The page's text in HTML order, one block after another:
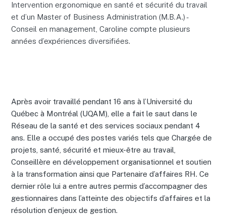
Intervention ergonomique en santé et sécurité du travail
et d’un Master of Business Administration (M.B.A.) -
Conseil en management, Caroline compte plusieurs
années d’expériences diversifiées.
Après avoir travaillé pendant 16 ans à l’Université du
Québec à Montréal (UQAM), elle a fait le saut dans le
Réseau de la santé et des services sociaux pendant 4
ans. Elle a occupé des postes variés tels que Chargée de
projets, santé, sécurité et mieux-être au travail,
Conseillère en développement organisationnel et soutien
à la transformation ainsi que Partenaire d’affaires RH. Ce
dernier rôle lui a entre autres permis d’accompagner des
gestionnaires dans l’atteinte des objectifs d’affaires et la
résolution d’enjeux de gestion.